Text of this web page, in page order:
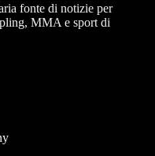
fonte di notizie per
MMA e sport di